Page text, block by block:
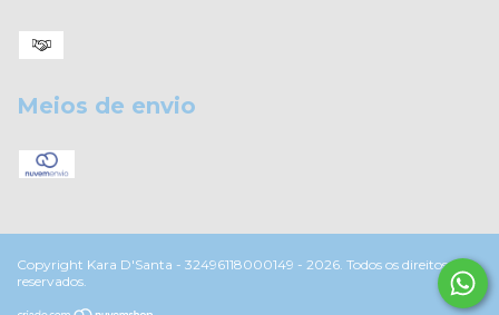
Meios de envio
Copyright Kara D'Santa - 32496118000149 - 2026. Todos os direitos
reservados.